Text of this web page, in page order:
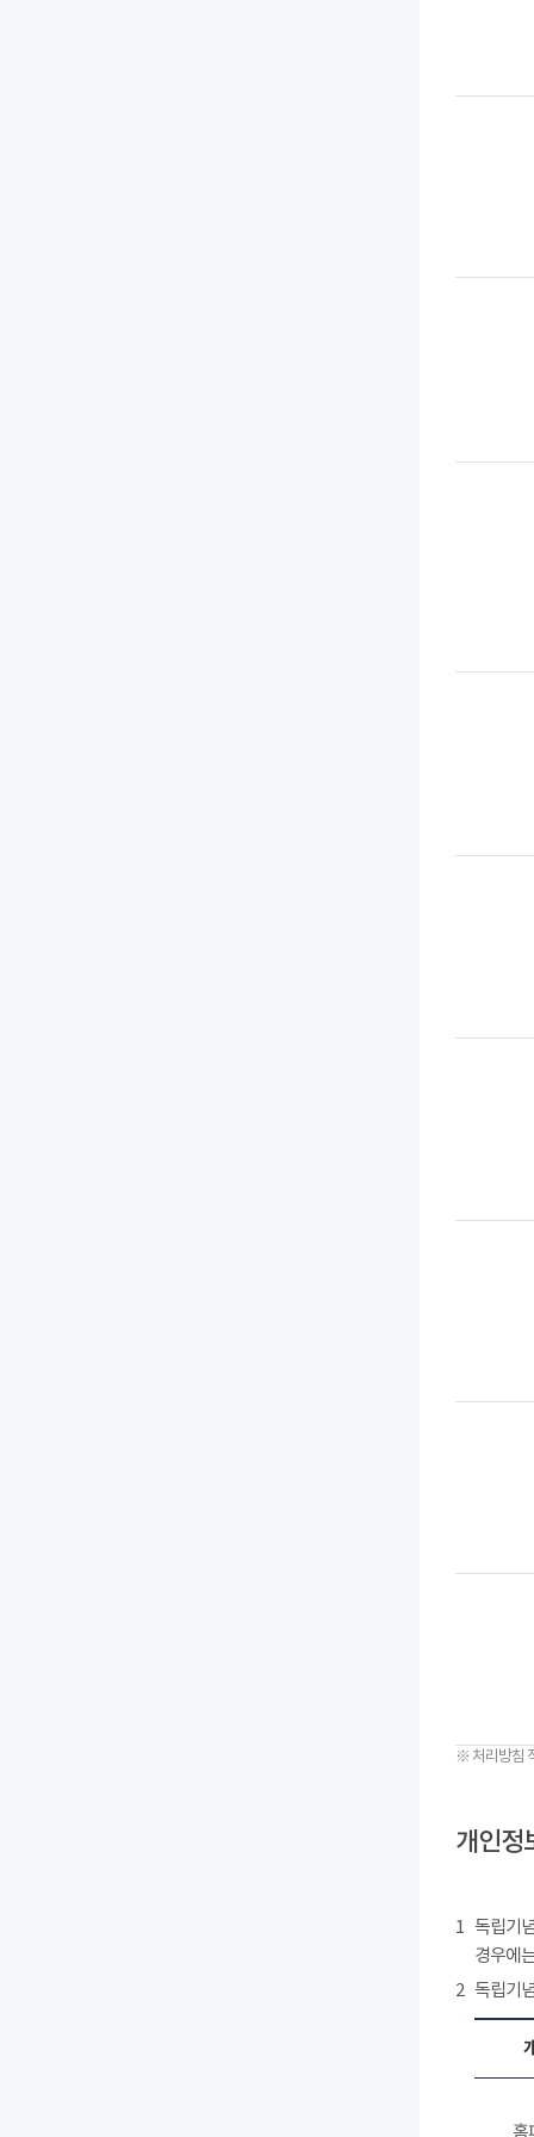
※ 처리방침
개인정
1 독립기
경우에
2 독립기
홈